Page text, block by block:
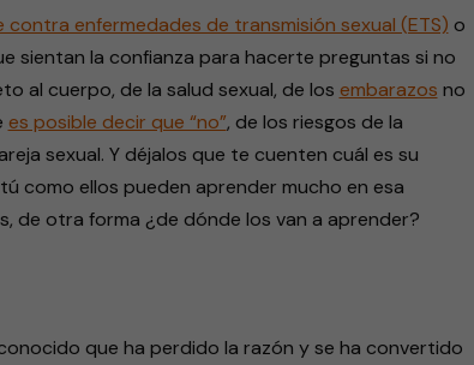
enfermedades de transmisión sexual (ETS) o
sientan la confianza para hacerte preguntas si no
al cuerpo, de la salud sexual, de los embarazos no
es posible decir que “no”, de los riesgos de la
sexual. Y déjalos que te cuenten cuál es su
como ellos pueden aprender mucho en esa
de otra forma ¿de dónde los van a aprender?
que ha perdido la razón y se ha convertido